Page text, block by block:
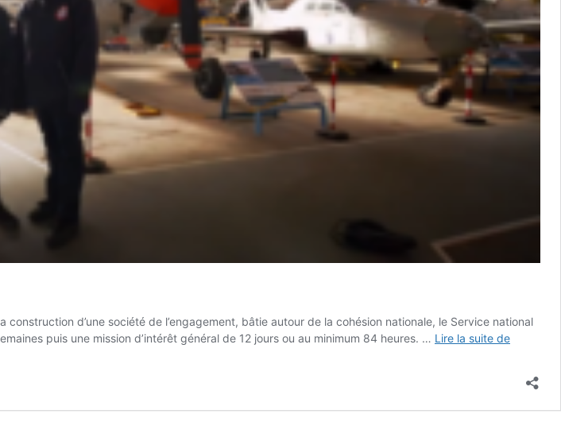
d’une société de l’engagement, bâtie autour de la cohésion nationale, le Service national
puis une mission d’intérêt général de 12 jours ou au minimum 84 heures. … Lire la suite deLE